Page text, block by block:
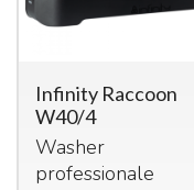
Infinity Raccoon
W40/4
Washer
professionale